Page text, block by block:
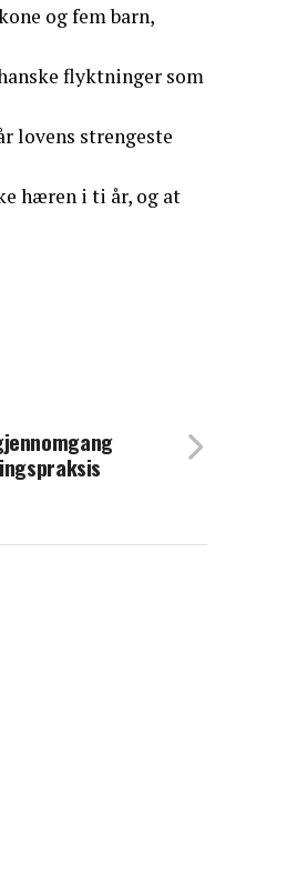
og fem barn,
flyktninger som
lovens strengeste
hæren i ti år, og at